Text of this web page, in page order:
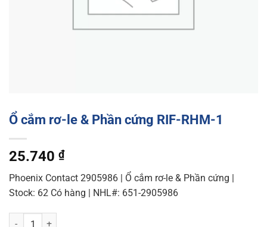
Ổ cắm rơ-le & Phần cứng RIF-RHM-1
25.740 ₫
Phoenix Contact 2905986 | Ổ cắm rơ-le & Phần cứng |
Stock: 62 Có hàng | NHL#: 651-2905986
Ổ cắm rơ-le & Phần cứng RIF-RHM-1 quantity